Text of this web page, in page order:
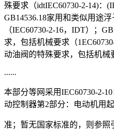
殊要求（idtIEC60730-2-14)：
GB14536.18家用和类似用途
（IEC60730-2-16，IDT）；
求，包括机械要求（
动油阀的特殊要求，包括机械
......
本部分等网采用IEC60730-2-
动控制器第2部分：电动机用
准；暂无国家标准的，则参照